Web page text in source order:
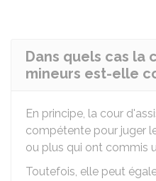
Dans quels cas la
mineurs est-elle
En principe, la cour
compétente pour juger
ou plus qui ont commis
Toutefois, elle peut